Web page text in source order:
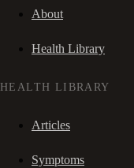
About
Health Library
HEALTH LIBRARY
Articles
Symptoms